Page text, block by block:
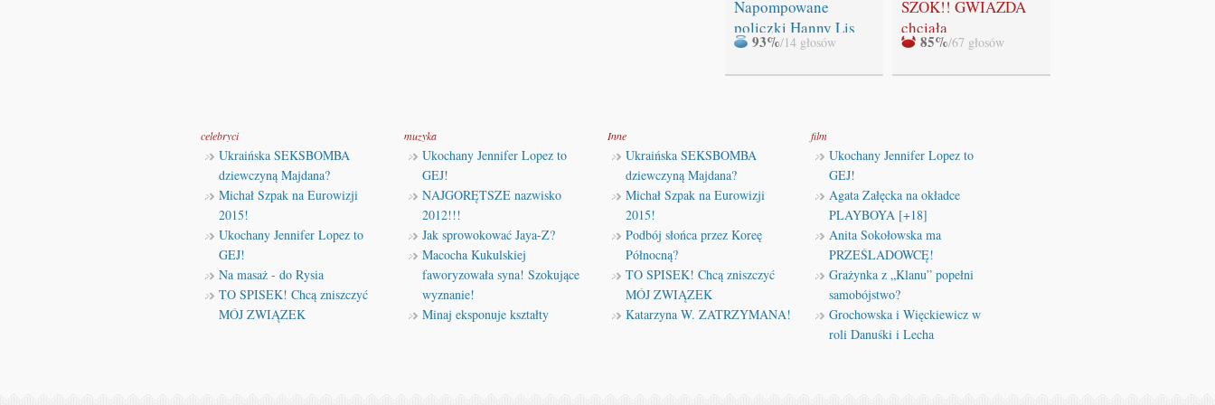
Napompowane
policzki Hanny Lis
93%/14 głosów
"Zmierzchu" NIE
BĘDZIE!!!
SZOK!! GWIAZDA
chciała
WYSTRZELAĆ
swoich fanów!!!
85%/67 głosów
celebryci
Ukraińska SEKSBOMBA
dziewczyną Majdana?
Michał Szpak na Eurowizji
2015!
Ukochany Jennifer Lopez to
GEJ!
Na masaż - do Rysia
TO SPISEK! Chcą zniszczyć
MÓJ ZWIĄZEK
muzyka
Ukochany Jennifer Lopez to
GEJ!
NAJGORĘTSZE nazwisko
2012!!!
Jak sprowokować Jaya-Z?
Macocha Kukulskiej
faworyzowała syna! Szokujące
wyznanie!
Minaj eksponuje kształty
Inne
Ukraińska SEKSBOMBA
dziewczyną Majdana?
Michał Szpak na Eurowizji
2015!
Podbój słońca przez Koreę
Północną?
TO SPISEK! Chcą zniszczyć
MÓJ ZWIĄZEK
Katarzyna W. ZATRZYMANA!
film
Ukochany Jennifer Lopez to
GEJ!
Agata Załęcka na okładce
PLAYBOYA [+18]
Anita Sokołowska ma
PRZEŚLADOWCĘ!
Grażynka z „Klanu” popełni
samobójstwo?
Grochowska i Więckiewicz w
roli Danuśki i Lecha